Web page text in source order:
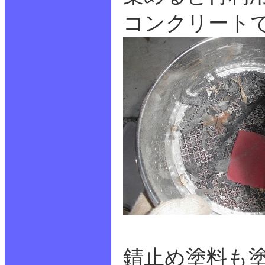
コンクリート
錆止め塗料も